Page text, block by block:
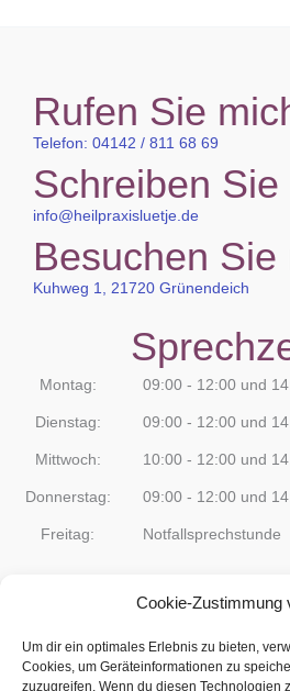
Cookie-Zustimmung
Um dir ein optimales Erlebnis zu bieten,
Cookies, um Geräteinformationen zu
zuzugreifen. Wenn du diesen Technologien
Rufen Sie
Telefon: 04142 / 811 68 69
Schreiben Sie
info@heilpraxisluetje.de
Besuchen Sie
Kuhweg 1, 21720 Grünendeich
Montag: 09:00 - 12:00 und
Dienstag: 09:00 - 12:00 und
Mittwoch: 10:00 - 12:00 und
Donnerstag: 09:00 - 12:00 und
Freitag: Notfallsprechstunde
Meine